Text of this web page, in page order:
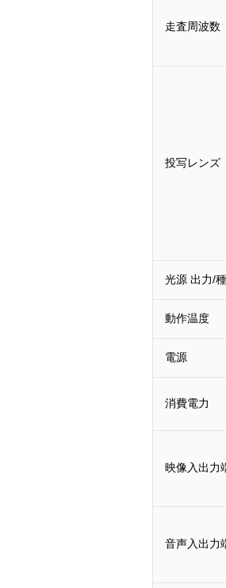
走査周波数
投写レンズ
光源 出力/
動作温度
電源
消費電力
映像入出力
音声入出力